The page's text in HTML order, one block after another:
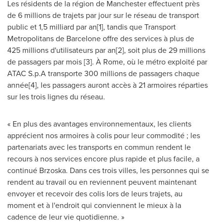
Les résidents de la région de Manchestereffectuent près
de 6 millions de trajets par jour sur le réseau de transport
public et 1,5 milliard par an[1], tandis que Transport
Metropolitans de Barcelone offre des services à plus de
425 millions d'utilisateurs par an[2], soit plus de 29 millions
de passagers par mois [3]. À Rome, où le métro exploité par
ATAC S.p.A transporte 300 millions de passagers chaque
année[4], les passagers auront accès à 21 armoires réparties
sur les trois lignes du réseau.
« En plus des avantages environnementaux, les clients
apprécient nos armoires à colis pour leur commodité ; les
partenariats avec les transports en commun rendent le
recours à nos services encore plus rapide et plus facile, a
continué Brzoska. Dans ces trois villes, les personnes qui se
rendent au travail ou en reviennent peuvent maintenant
envoyer et recevoir des colis lors de leurs trajets, au
moment et à l'endroit qui conviennent le mieux à la
cadence de leur vie quotidienne. »